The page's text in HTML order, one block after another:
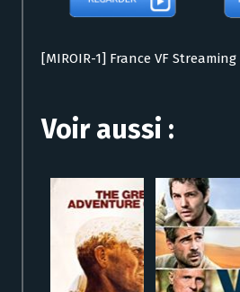
[MIROIR-1] France VF Streaming
Voir aussi :